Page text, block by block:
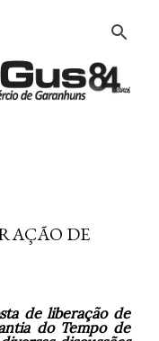
DE
de liberação de
do Tempo de